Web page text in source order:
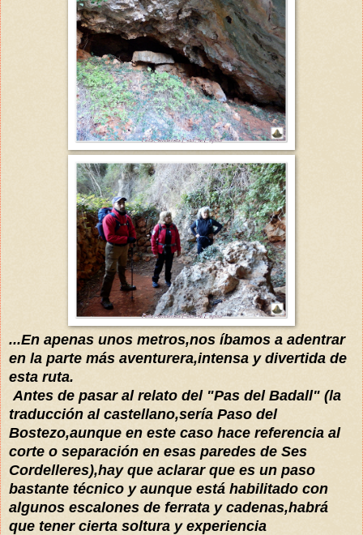
...En apenas unos metros,nos íbamos a adentrar
en la parte más aventurera,intensa y divertida de
esta ruta.
Antes de pasar al relato del "Pas del Badall" (la
traducción al castellano,sería Paso del
Bostezo,aunque en este caso hace referencia al
corte o separación en esas paredes de Ses
Cordelleres),hay que aclarar que es un paso
bastante técnico y aunque está habilitado con
algunos escalones de ferrata y cadenas,habrá
que tener cierta soltura y experiencia